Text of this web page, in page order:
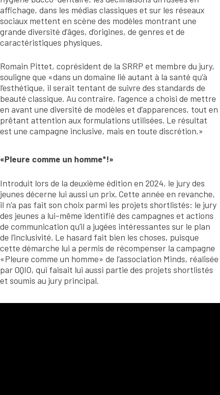
affichage, dans les médias classiques et sur les réseaux
sociaux mettent en scène des modèles montrant une
grande diversité d’âges, d’origines, de genres et de
caractéristiques physiques.
Romain Pittet, coprésident de la SRRP et membre du jury,
souligne que «dans un domaine lié autant à la santé qu’à
l’esthétique, il serait tentant de suivre des standards de
beauté classique. Au contraire, l’agence a choisi de mettre
en avant une diversité de modèles et d’apparences, tout en
prêtant attention aux formulations utilisées. Le résultat
est une campagne inclusive, mais en toute discrétion.»
«Pleure comme un homme*!»
Introduit lors de la deuxième édition en 2024, le jury des
jeunes décerne lui aussi un prix. Cette année en revanche,
il n’a pas fait son choix parmi les projets shortlistés: le jury
des jeunes a lui-même identifié des campagnes et actions
de communication qu’il a jugées intéressantes sur le plan
de l’inclusivité. Le hasard fait bien les choses, puisque
cette démarche lui a permis de récompenser la campagne
«Pleure comme un homme» de l’association Minds, réalisée
par OQIO, qui faisait lui aussi partie des projets shortlistés
et soumis au jury principal.